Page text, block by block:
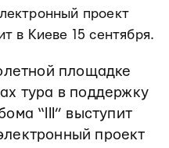
проект
в Киеве 15 сентября.
площадке
тура в поддержку
“III” выступит
проект